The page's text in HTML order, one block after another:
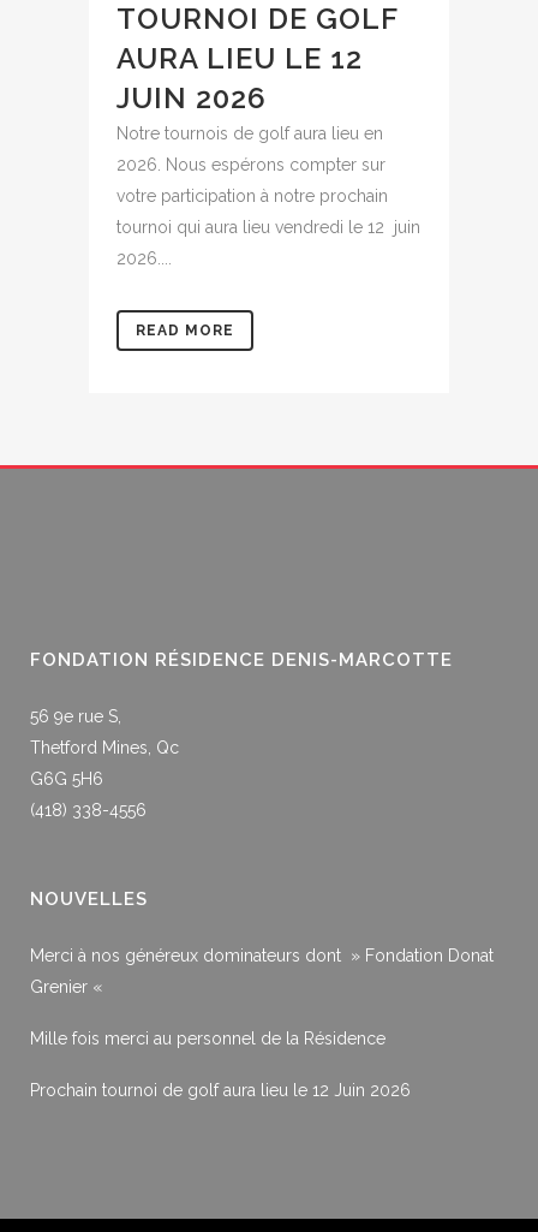
TOURNOI DE GOLF
AURA LIEU LE 12
JUIN 2026
Notre tournois de golf aura lieu en
2026. Nous espérons compter sur
votre participation à notre prochain
tournoi qui aura lieu vendredi le 12 juin
2026....
READ MORE
FONDATION RÉSIDENCE DENIS-MARCOTTE
56 9e rue S,
Thetford Mines, Qc
G6G 5H6
(418) 338-4556
NOUVELLES
Merci à nos généreux dominateurs dont » Fondation Donat
Grenier «
Mille fois merci au personnel de la Résidence
Prochain tournoi de golf aura lieu le 12 Juin 2026